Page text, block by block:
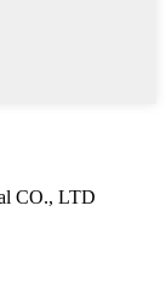
CO., LTD